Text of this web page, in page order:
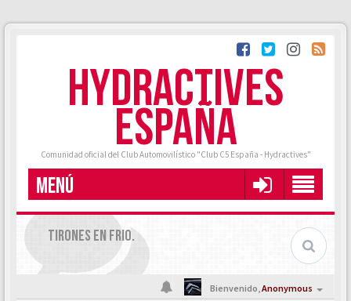
HYDRACTIVES
ESPAÑA
Comunidad oficial del Club Automovilístico "Club C5 España - Hydractives"
MENÚ
TIRONES EN FRIO.
Bienvenido,Anonymous